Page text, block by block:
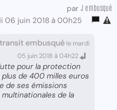
par J embusqué
06 juin 2018 à 00h25
embusqué le mardi
05 juin 2018 à 04h22
pour la protection
de 400 milles euros
de ses émissions
de la